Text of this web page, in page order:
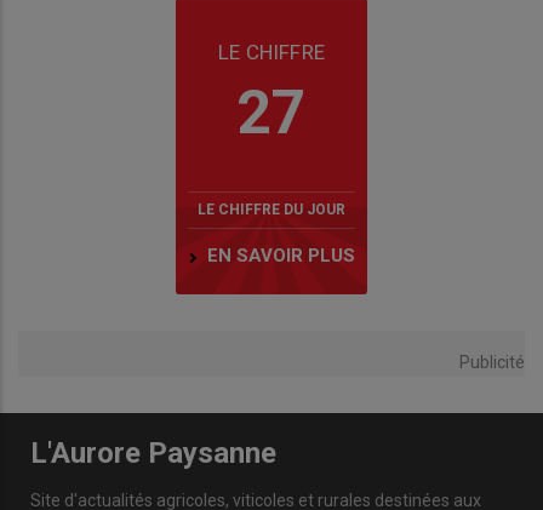
LE CHIFFRE
27
LE CHIFFRE DU JOUR
EN SAVOIR PLUS
Publicité
L'Aurore Paysanne
Site d'actualités agricoles, viticoles et rurales destinées aux